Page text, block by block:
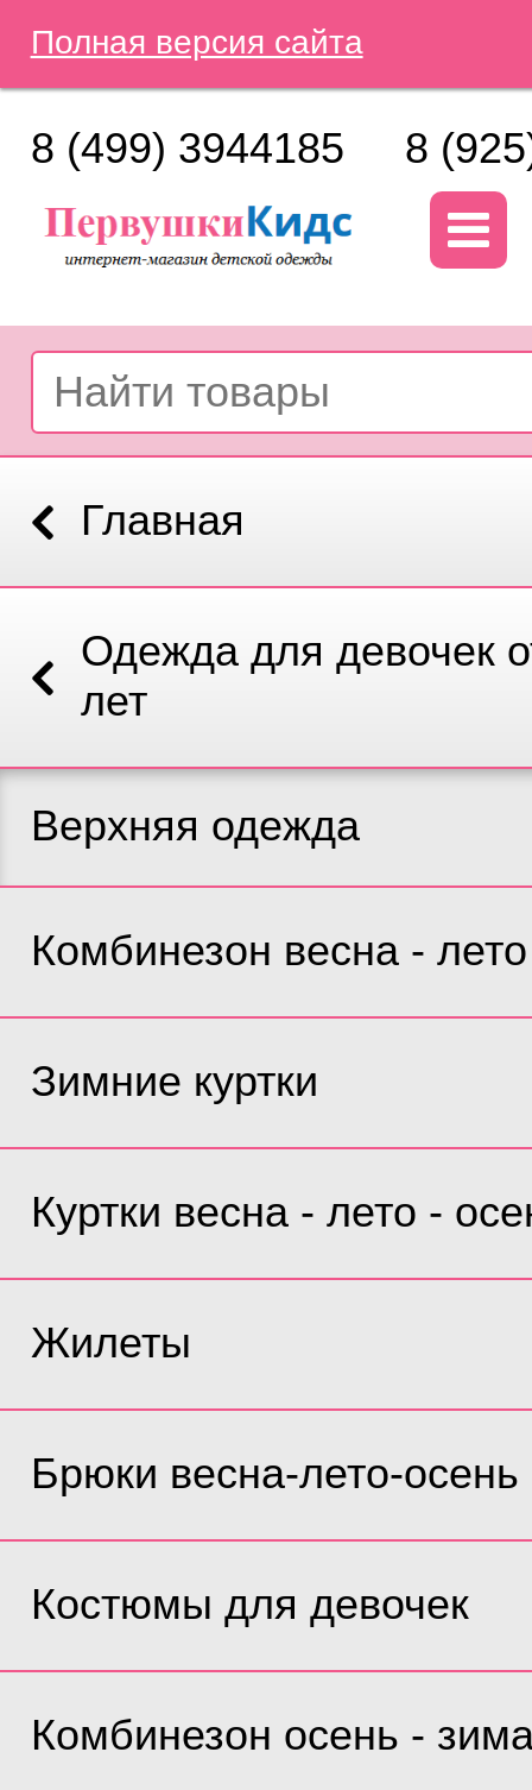
Полная версия сайта
8 (499) 3944185 8
Главная
Одежда для девочек
лет
Верхняя одежда
Комбинезон весна - лето
Зимние куртки
Куртки весна - лето -
Жилеты
Брюки весна-лето-осень
Костюмы для девочек
Комбинезон осень -